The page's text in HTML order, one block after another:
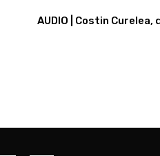
AUDIO | Costin